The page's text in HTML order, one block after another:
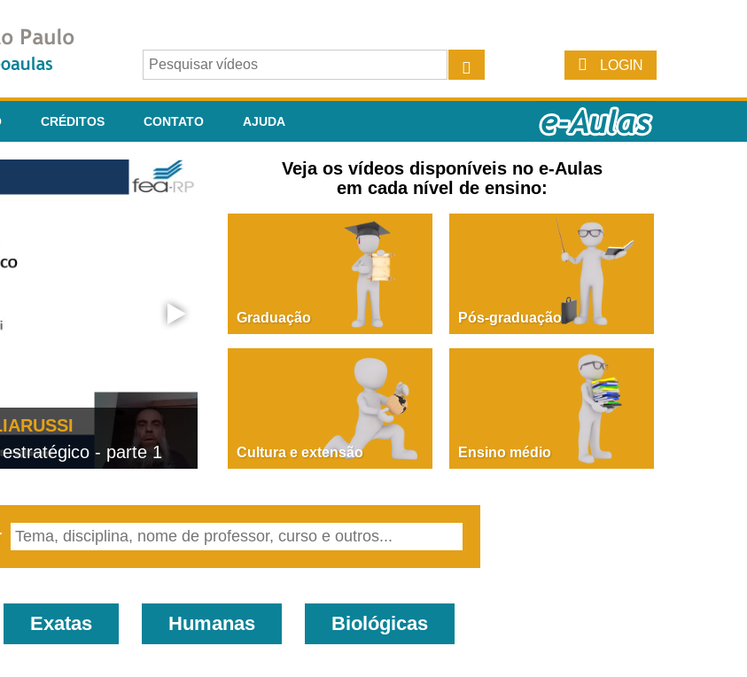
LOGIN
CRÉDITOS CONTATO AJUDA
- parte 1
PAOLA GIUSTINA BACCIN
Dire, fare, partire! Aula 1 – parte 1
Veja os vídeos disponíveis no e-Aulas
em cada nível de ensino:
Graduação Pós-graduação
Cultura e extensão Ensino médio
Exatas Humanas Biológicas